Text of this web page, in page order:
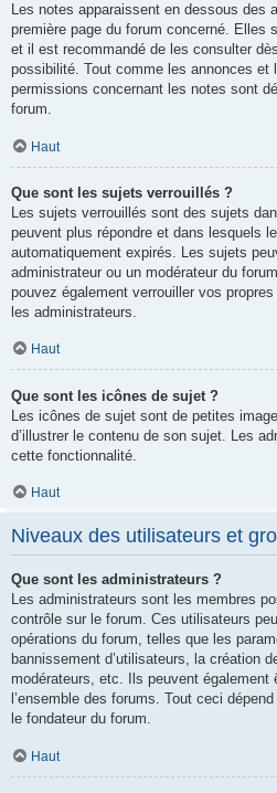
Les notes apparaissent en dessous des
première page du forum concerné. Elles
et il est recommandé de les consulter
possibilité. Tout comme les annonces et
permissions concernant les notes sont
forum.
Haut
Que sont les sujets verrouillés ?
Les sujets verrouillés sont des sujets
peuvent plus répondre et dans lesquels
automatiquement expirés. Les sujets
administrateur ou un modérateur du
pouvez également verrouiller vos
les administrateurs.
Haut
Que sont les icônes de sujet ?
Les icônes de sujet sont de petites
d’illustrer le contenu de son sujet. Les
cette fonctionnalité.
Haut
Niveaux des utilisateurs et
Que sont les administrateurs ?
Les administrateurs sont les membres
contrôle sur le forum. Ces utilisateurs
opérations du forum, telles que les
bannissement d’utilisateurs, la création
modérateurs, etc. Ils peuvent également
l’ensemble des forums. Tout ceci
le fondateur du forum.
Haut